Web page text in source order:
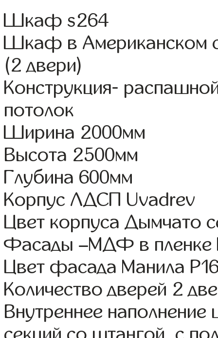
Шкаф s264
Шкаф в Американском
(2 двери)
Конструкция-
потолок
Ширина 2000мм
Высота 2500мм
Глубина 600мм
Корпус ЛДСП Uvadrev
Цвет корпуса Дымчато
Фасады –МДФ в пленке
Цвет фасада Манила
Количество дверей 2
Внутреннее